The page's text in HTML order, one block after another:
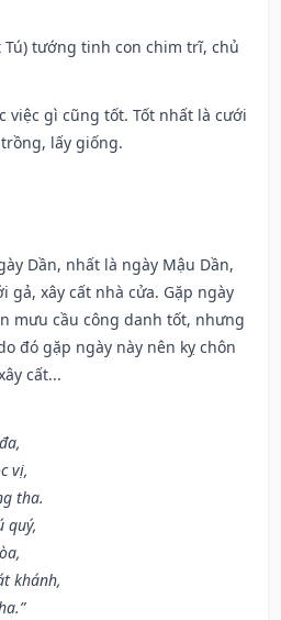
Tú) tướng tinh con chim trĩ, chủ
việc gì cũng tốt. Tốt nhất là cưới
lấy giống.
Dần, nhất là ngày Mậu Dần,
gả, xây cất nhà cửa. Gặp ngày
mưu cầu công danh tốt, nhưng
đó gặp ngày này nên kỵ chôn
cất...
vị,
tha.
quý,
khánh,